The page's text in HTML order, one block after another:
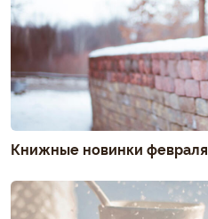
Книжные новинки февраля